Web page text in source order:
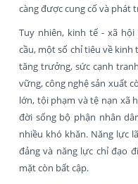
càng được cung cố và phát
Tuy nhiên, kinh tế - xã
cầu, một số chỉ tiêu về
tăng trưởng, sức cạnh
vững, công nghệ sản xuất
lớn, tội phạm và tệ nạn xã
đời sống bộ phận nhân
nhiều khó khăn. Năng lực
đảng và năng lực chỉ đạo
mặt còn bất cập.